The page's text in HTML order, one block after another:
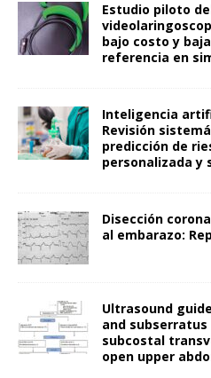
Estudio piloto
bajo costo y
referencia en
Inteligencia
Revisión
predicción de
personalizada y
Disección
al embarazo:
Ultrasound
and
subcostal
open upper